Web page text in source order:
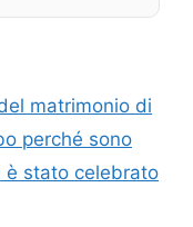
matrimonio di
perché sono
è stato celebrato